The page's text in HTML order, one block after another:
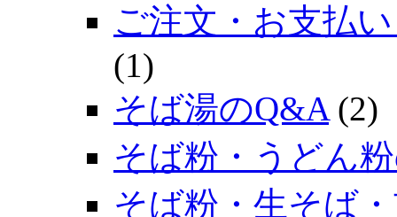
ご注文・お支払
(1)
そば湯のQ&A (2)
そば粉・うどん
そば粉・生そば